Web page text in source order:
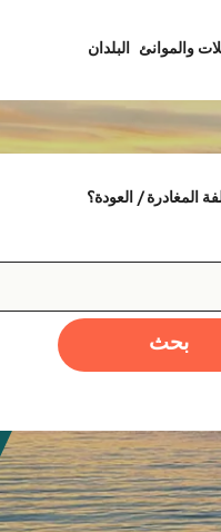
والموانئ البلدان
المغادرة / العودة؟
بحث